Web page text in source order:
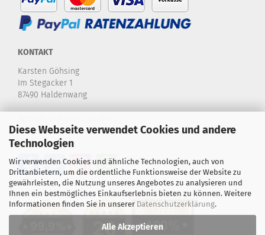
Diese Webseite verwendet Cookies und andere
Technologien
Wir verwenden Cookies und ähnliche Technologien, auch von
Drittanbietern, um die ordentliche Funktionsweise der Website zu
gewährleisten, die Nutzung unseres Angebotes zu analysieren und
Ihnen ein bestmögliches Einkaufserlebnis bieten zu können. Weitere
Informationen finden Sie in unserer Datenschutzerklärung.
Alle Akzeptieren
KONTAKT
Karsten Göhsing
Im Stegacker 1
87490 Haldenwang
E-Mail:info@karstensdartshop.de